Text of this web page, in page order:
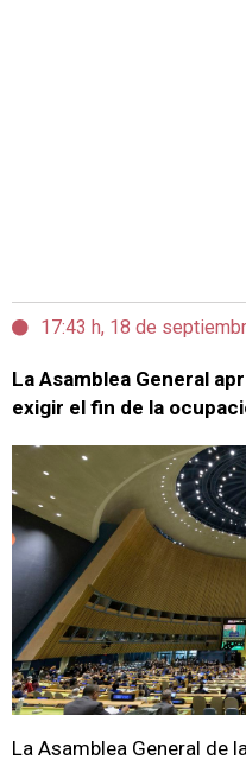
17:43 h, 18 de
La Asamblea General
exigir el fin de la
La Asamblea General de